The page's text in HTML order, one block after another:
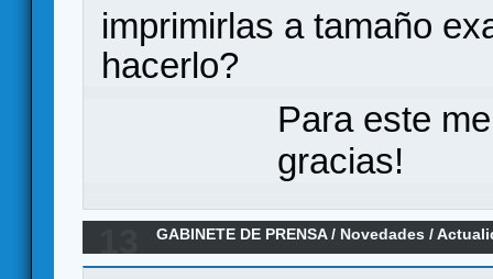
imprimirlas a tamaño
hacerlo?
Para este
gracias!
GABINETE DE PRENSA/ Novedades /
Civilizaciones en Español por Ediciones